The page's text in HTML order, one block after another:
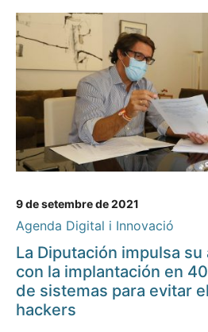
9 de setembre de 2021
Agenda Digital i Innovació
La Diputación impulsa
con la implantación en
de sistemas para evitar
hackers